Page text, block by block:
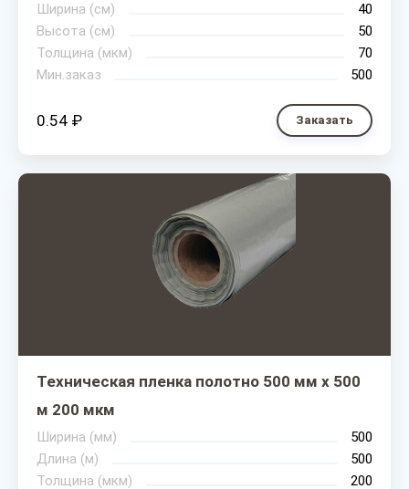
Ширина (см)
40
Высота (см)
50
Толщина (мкм)
70
Мин.заказ
500
0.54 ₽ Заказать
Техническая пленка полотно 500 мм х 500
м 200 мкм
Ширина (мм)
500
Длина (м)
500
Толщина (мкм)
200